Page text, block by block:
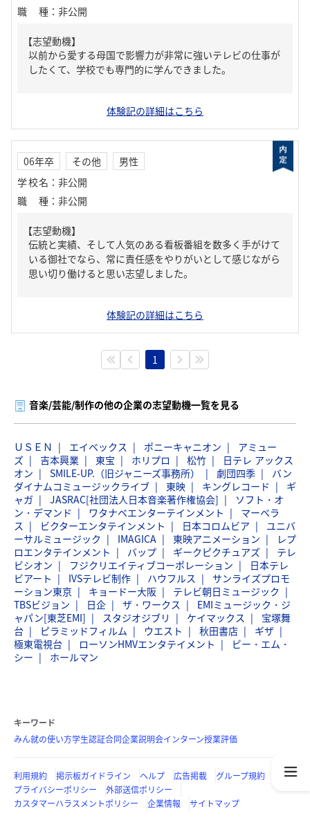
職種 ： 非公開
【志望動機】
以前から愛する母国で影響力が非常に強いテレビの仕事が
したくて、学校でも専門的に学んできました。
体験記の詳細はこちら
06年卒 その他
男性
学校名 ： 非公開
職種 ： 非公開
【志望動機】
伝統と実績、そして人気のある看板番組を数多く手がけて
いる御社でなら、常に責任感をやりがいとして感じながら
思い切り働けると思い志望しました。
体験記の詳細はこちら
1
音楽/芸能/制作の他の企業の志望動機一覧を見る
ＵＳＥＮ エイベックス ポニーキャニオン
アミュー
ズ
吉本興業 東宝 ホリプロ 松竹
日テレ アックス
オン
SMILE-UP.（旧ジャニーズ事務所） 劇団四季
バン
ダイナムコミュージックライブ
東映 キングレコード
ギ
ャガ
JASRAC[社団法人日本音楽著作権協会]
ソフト・オ
ン・デマンド
ワタナベエンターテインメント
マーベラ
ス
ビクターエンタテインメント 日本コロムビア
ユニバ
ーサルミュージック
IMAGICA 東映アニメーション
レプ
ロエンタテインメント
バップ ギークピクチュアズ
テレ
ビシオン
フジクリエイティブコーポレーション
日本テレ
ビアート
IVSテレビ制作 ハウフルス
サンライズプロモ
ーション東京
キョードー大阪
テレビ朝日ミュージック
TBSビジョン
日企 ザ・ワークス
EMIミュージック・ジ
ャパン[東芝EMI]
スタジオジブリ ケイマックス
宝塚舞
台
ピラミッドフィルム ウエスト 秋田書店
ギザ
極東電視台
ローソンHMVエンタテイメント
ビー・エム・
シー
ホールマン
キーワード
みん就の使い方学生認証合同企業説明会インターン授業評価
利用規約 掲示板ガイドライン ヘルプ 広告掲載
グループ規約
プライバシーポリシー
外部送信ポリシー
カスタマーハラスメントポリシー
企業情報 サイトマップ